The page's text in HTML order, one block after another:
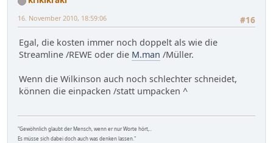
#16
16. November 2010, 18:59:06
Egal, die kosten immer noch doppelt als wie die
Streamline /REWE oder die M.man /Müller.
Wenn die Wilkinson auch noch schlechter schneidet,
können die einpacken /statt umpacken ^
"Gewöhnlich glaubt der Mensch, wenn er nur Worte hört,..
Es müsse sich dabei doch auch was denken lassen."